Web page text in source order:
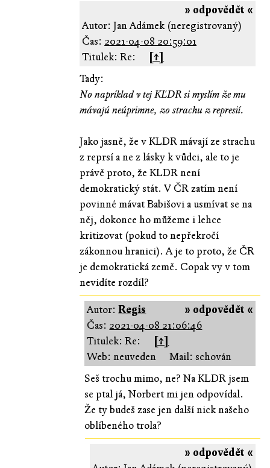
» odpovědět «
Autor: Jan Adámek (neregistrovaný)
Čas: 2021-04-08 20:59:01
Titulek: Re:
[↑]
Tady:
No napríklad v tej KĽDR si myslím že mu
mávajú neúprimne, zo strachu z represií.
Jako jasně, že v KLDR mávají ze strachu
z reprsí a ne z lásky k vůdci, ale to je
právě proto, že KLDR není
demokratický stát. V ČR zatím není
povinné mávat Babišovi a usmívat se na
něj, dokonce ho můžeme i lehce
kritizovat (pokud to nepřekročí
zákonnou hranici). A je to proto, že ČR
je demokratická země. Copak vy v tom
nevidíte rozdíl?
» odpovědět «
Autor:Regis
Čas: 2021-04-08 21:06:46
Titulek: Re:
[↑]
Web: neuveden
Mail: schován
Seš trochu mimo, ne? Na KLDR jsem
se ptal já, Norbert mi jen odpovídal.
Že ty budeš zase jen další nick našeho
oblíbeného trola?
» odpovědět «